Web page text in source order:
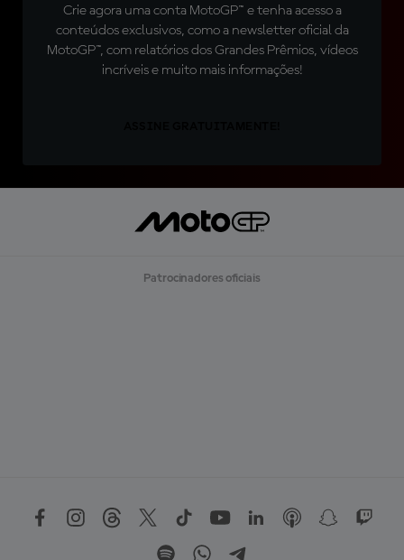
Crie agora uma conta MotoGP™ e tenha acesso a
conteúdos exclusivos, como a newsletter oficial da
MotoGP™, com relatórios dos Grandes Prêmios, vídeos
incríveis e muito mais informações!
Patrocinadores oficiais